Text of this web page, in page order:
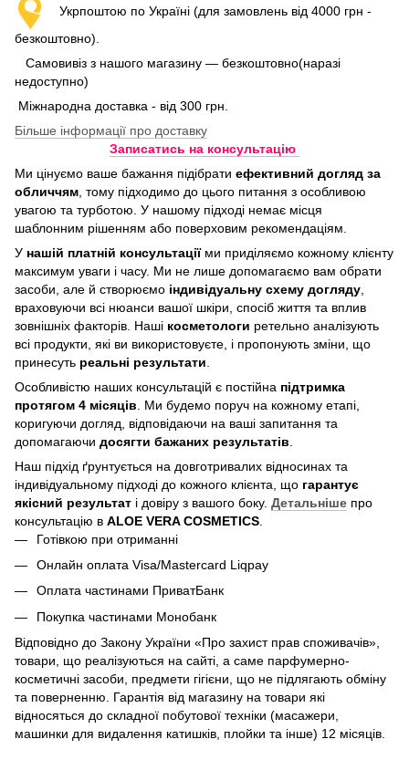
Укрпоштою по Україні (для замовлень від 4000 грн -
безкоштовно).
Самовивіз з нашого магазину — безкоштовно(наразі
недоступно)
Міжнародна доставка - від 300 грн.
Більше інформації про доставку
Записатись на консультацію
Ми цінуємо ваше бажання підібрати ефективний догляд за
обличчям , тому підходимо до цього питання з особливою
увагою та турботою. У нашому підході немає місця
шаблонним рішенням або поверховим рекомендаціям.
У нашій платній консультаціїми приділяємо кожному клієнту
максимум уваги і часу. Ми не лише допомагаємо вам обрати
засоби, але й створюємо індивідуальну схему догляду
враховуючи всі нюанси вашої шкіри, спосіб життя та вплив
зовнішніх факторів. Наші косметологи ретельно аналізують
всі продукти, які ви використовуєте, і пропонують зміни, що
принесуть реальні результати
Особливістю наших консультацій є постійна підтримка
протягом 4 місяців . Ми будемо поруч на кожному етапі,
коригуючи догляд, відповідаючи на ваші запитання та
допомагаючи досягти бажаних результатів
Наш підхід ґрунтується на довготривалих відносинах та
індивідуальному підході до кожного клієнта, що гарантує
якісний результат і довіру з вашого боку. Детальніше про
консультацію в ALOE VERA COSMETICS
Готівкою при отриманні
Онлайн оплата Visa/Mastercard Liqpay
Оплата частинами ПриватБанк
Покупка частинами Монобанк
Відповідно до Закону України «Про захист прав споживачів»,
товари, що реалізуються на сайті, а саме парфумерно-
косметичні засоби, предмети гігієни, що не підлягають обміну
та поверненню. Гарантія від магазину на товари які
відносяться до складної побутової техніки (масажери,
машинки для видалення катишків, плойки та інше) 12 місяців.